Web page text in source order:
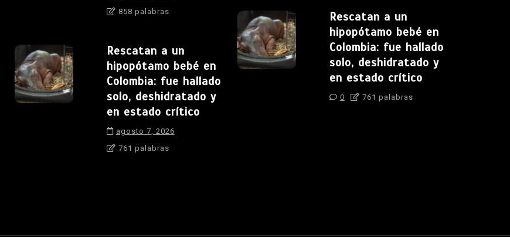
858 palabras
Rescatan a un
hipopótamo bebé en
Colombia: fue hallado
solo, deshidratado y
en estado crítico
agosto 7, 2026
761 palabras
Rescatan a un
hipopótamo bebé en
Colombia: fue hallado
solo, deshidratado y
en estado crítico
0 761 palabras